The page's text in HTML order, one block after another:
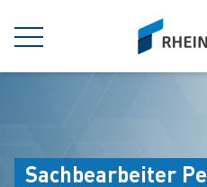
菜单
siteLogo
Sachbearbeiter